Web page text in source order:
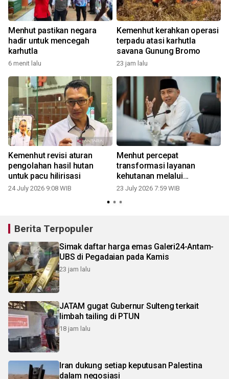
Menhut pastikan negara
hadir untuk mencegah
karhutla
6 menit lalu
Kemenhut kerahkan operasi
terpadu atasi karhutla
savana Gunung Bromo
23 jam lalu
Kemenhut revisi aturan
pengolahan hasil hutan
untuk pacu hilirisasi
24 July 2026 9:08 WIB
Menhut percepat
transformasi layanan
kehutanan melalui
digitalisasi
23 July 2026 7:59 WIB
Berita Terpopuler
Simak daftar harga emas Galeri24-Antam-
UBS di Pegadaian pada Kamis
23 jam lalu
JATAM gugat Gubernur Sulteng terkait
limbah tailing di PTUN
18 jam lalu
Iran dukung setiap keputusan Palestina
dalam negosiasi